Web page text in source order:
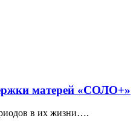
матерей «СОЛО+»
в их жизни….